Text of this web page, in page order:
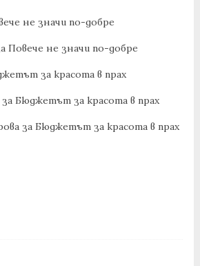
не значи по-добре
Повече не значи по-добре
за красота в прах
за Бюджетът за красота в прах
за Бюджетът за красота в прах